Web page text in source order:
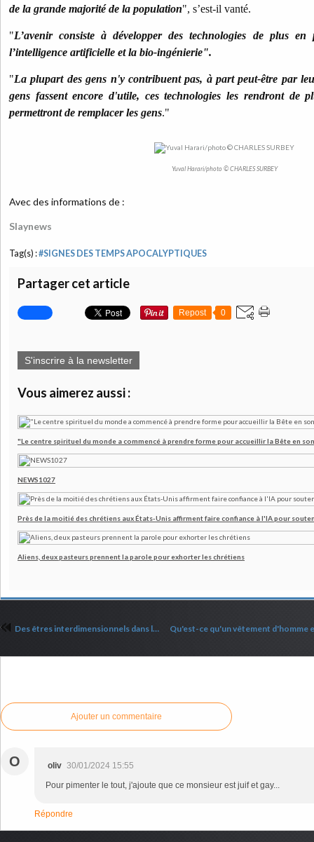
de la grande majorité de la population", s’est-il vanté.
"L’avenir consiste à développer des technologies de plus en
l’intelligence artificielle et la bio-ingénierie".
"La plupart des gens n'y contribuent pas, à part peut-être par
gens fassent encore d'utile, ces technologies les rendront de
permettront de remplacer les gens."
Yuval Harari/photo © CHARLES SURBEY
Avec des informations de :
Slaynews
Tag(s) :#SIGNES DES TEMPS APOCALYPTIQUES
Partager cet article
Repost 0
S'inscrire à la newsletter
Vous aimerez aussi :
"Le centre spirituel du monde a commencé à prendre forme pour accueillir la Bête en
NEWS1027
Près de la moitié des chrétiens aux États-Unis affirment faire confiance à l'IA pour
Aliens, deux pasteurs prennent la parole pour exhorter les chrétiens
Des êtres interdimensionnels dans la Bible
Ajouter un commentaire
O oliv 30/01/2024 15:55
Pour pimenter le tout, j'ajoute que ce monsieur est juif et gay...
Répondre